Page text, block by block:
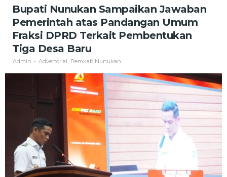
Pandangan
Umum
Fraksi
DPRD
Pembentukan
Desa
Baru
Bupati Nunukan Sampaikan Jawaban
Pemerintah atas Pandangan Umum
Fraksi DPRD Terkait Pembentukan
Tiga Desa Baru
Admin - Advertorial Pemkab Nunukan